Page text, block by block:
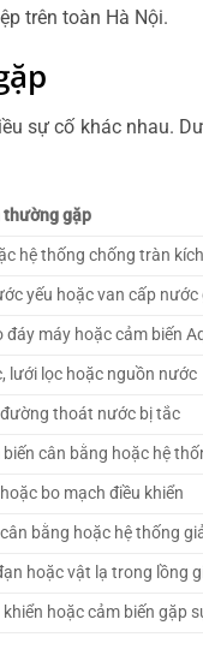
trên toàn Hà Nội.
sự cố khác nhau.
thường gặp
hệ thống chống tràn
yếu hoặc van cấp nước
đáy máy hoặc cảm biến
lưới lọc hoặc nguồn nước
thoát nước bị tắc
cân bằng hoặc hệ
bo mạch điều khiển
bằng hoặc hệ thống
hoặc vật lạ trong lồng
hoặc cảm biến gặp